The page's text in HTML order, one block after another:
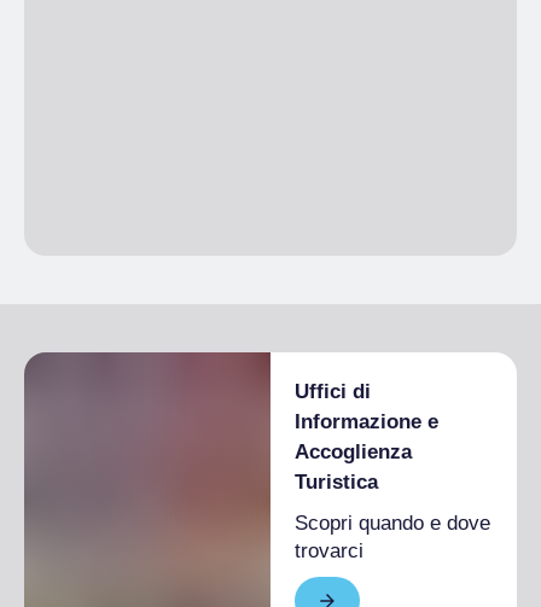
Uffici di
Informazione e
Accoglienza
Turistica
Scopri quando e dove
trovarci